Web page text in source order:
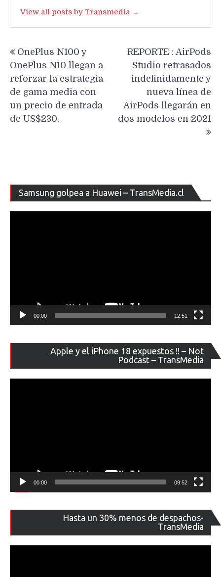
View all posts by Transmedia →
de
entradas
OnePlus N100 y
OnePlus N10 llegan a
reforzar la estrategia
de gama media con
un precio de entrada
de US$230.-
REPORTE : AirPods
Studio retrasados
indefinidamente y
nueva línea de
AirPods llegarán en
dos modelos en 2021
Samsung golpea a Huawei – TransMedia.cl
de
00:00 12:51
Apple y el iPhone 18 expuestos !! – Not
Podcast – TransMedia
de
00:00 09:52
Hasta un 30% menos de despachos-
TransMedia
de